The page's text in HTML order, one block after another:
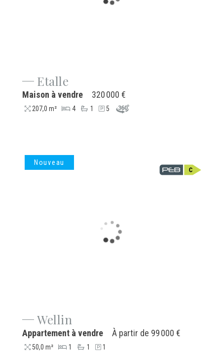
Etalle
320 000 €
Maison à vendre
207,0 m² 4 1 5
Nouveau
Wellin
À partir de 99 000 €
Appartement à vendre
50,0 m² 1 1 1